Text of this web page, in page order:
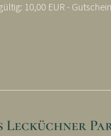
10,00 EUR -
Lecküchner